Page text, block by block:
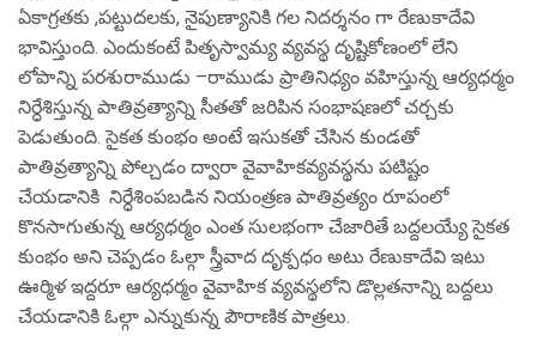
ఏకాగ్రతకు ,పట్టుదలకు, నైపుణ్యానికి గల నిదర్శనం గా రేణుకాదేవి
భావిస్తుంది. ఎందుకంటే పితృస్వామ్య వ్యవస్థ దృష్టికోణంలో లేని
లోపాన్ని పరశురాముడు –రాముడు ప్రాతినిధ్యం వహిస్తున్న ఆర్యధర్మం
నిర్ధేశిస్తున్న పాతివ్రత్యాన్ని సీతతో జరిపిన సంభాషణలో చర్చకు
పెడుతుంది. సైకత కుంభం అంటే ఇసుకతో చేసిన కుండతో
పాతివ్రత్యాన్ని పోల్చడం ద్వారా వైవాహికవ్యవస్థను పటిష్టం
చేయడానికి నిర్ధేశింపబడిన నియంత్రణ పాతివ్రత్యం రూపంలో
కొనసాగుతున్న ఆర్యధర్మం ఎంత సులభంగా చేజారితే బద్దలయ్యే సైకత
కుంభం అని చెప్పడం ఓల్గా స్త్రీవాద దృక్పధం అటు రేణుకాదేవి ఇటు
ఊర్మిళ ఇద్దరూ ఆర్యధర్మం వైవాహిక వ్యవస్థలోని డొల్లతనాన్ని బద్దలు
చేయడానికి ఓల్గా ఎన్నుకున్న పౌరాణిక పాత్రలు.